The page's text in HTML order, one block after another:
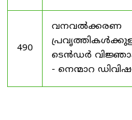
490
വനവൽക്കരണ
ടെൻഡർ
- നെന്മാറ